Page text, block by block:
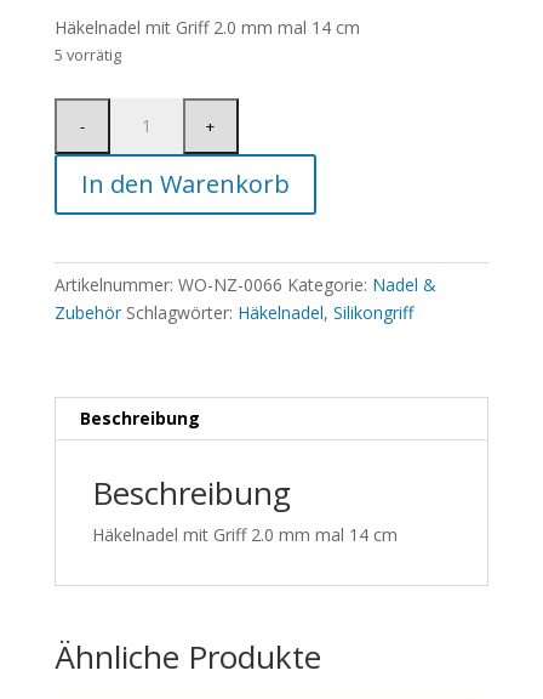
Häkelnadel mit Griff 2.0 mm mal 14 cm
5 vorrätig
In den Warenkorb
Artikelnummer: WO-NZ-0066 Kategorie: Nadel &
Zubehör Schlagwörter: Häkelnadel, Silikongriff
Beschreibung
Beschreibung
Häkelnadel mit Griff 2.0 mm mal 14 cm
Ähnliche Produkte